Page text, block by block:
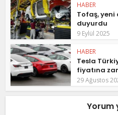
HABER
Tofaş,
duyurdu
9 Eylül 2025
HABER
Tesla
fiyatına
29 Ağustos
Yorum